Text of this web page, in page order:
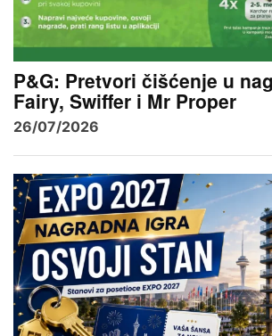
P&G: Pretvori čišćenje u
Fairy, Swiffer i Mr Proper
26/07/2026